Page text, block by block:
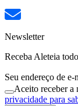
Newsletter
Receba Aleteia
Seu endereço de e-
Aceito receber a
privacidade para